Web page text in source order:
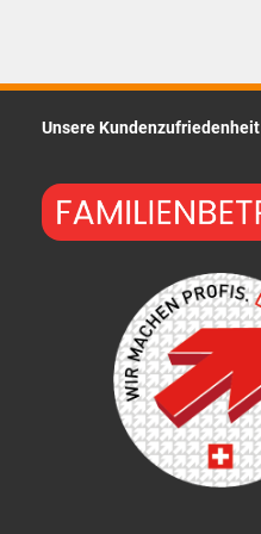
Unsere Kundenzufriedenheit